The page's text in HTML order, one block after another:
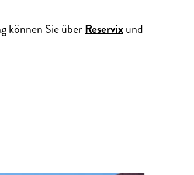
können Sie überReservixund